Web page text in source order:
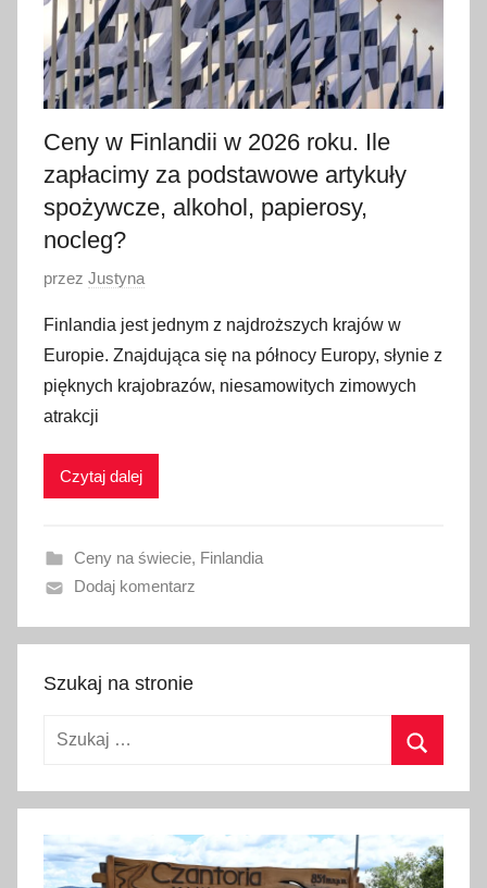
2
0
2
6
Ceny w Finlandii w 2026 roku. Ile
zapłacimy za podstawowe artykuły
spożywcze, alkohol, papierosy,
nocleg?
O
u
b
l
i
w
n
o
m
a
2
2
4
przez Justyna
Finlandia jest jednym z najdroższych krajów w
Europie. Znajdująca się na północy Europy, słynie z
pięknych krajobrazów, niesamowitych zimowych
atrakcji
Czytaj dalej
Ceny na świecie, Finlandia
Dodaj komentarz
Szukaj na stronie
Szukaj: